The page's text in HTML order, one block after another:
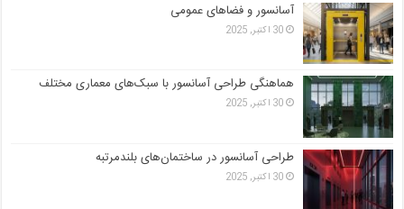
آسانسور و فضاهای عمومی
30 اکتبر, 2025
هماهنگی طراحی آسانسور با سبک‌های معماری مختلف
30 اکتبر, 2025
طراحی آسانسور در ساختمان‌های بلندمرتبه
30 اکتبر, 2025